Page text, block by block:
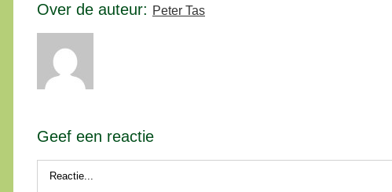
Over de auteur: Peter Tas
Geef een reactie